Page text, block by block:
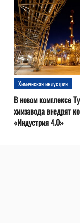
Химическая индустрия
В новом комплексе
химзавода внедрят
«Индустрия 4.0»